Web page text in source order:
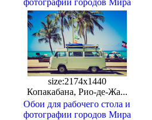
фотографии городов Мира
size:2174x1440
Копакабана, Рио-де-Жа...
Обои для рабочего стола и
фотографии городов Мира